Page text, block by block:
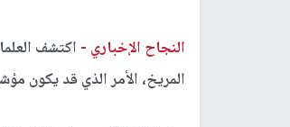
النجاح الإخباري - اكتشف
المريخ، الأمر الذي قد يكون